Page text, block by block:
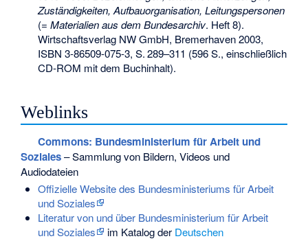
Zuständigkeiten, Aufbauorganisation, Leitungspersonen
(= Materialien aus dem Bundesarchiv. Heft 8).
Wirtschaftsverlag NW GmbH, Bremerhaven 2003,
ISBN 3-86509-075-3, S.289–311 (596 S., einschließlich
CD-ROM mit dem Buchinhalt).
Weblinks
Commons: Bundesministerium für Arbeit und
Soziales– Sammlung von Bildern, Videos und
Audiodateien
Offizielle Website des Bundesministeriums für Arbeit
und Soziales
Literatur von und über Bundesministerium für Arbeit
und Soziales
im Katalog der Deutschen